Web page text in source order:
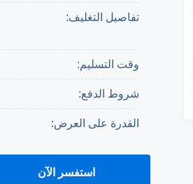
تفاصيل التغليف:
وقت التسليم:
شروط الدفع:
القدرة على العرض:
استفسر الآن
احصل على اقتباس